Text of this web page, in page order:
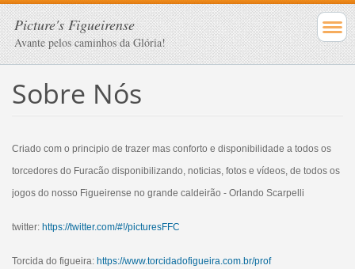
Picture's Figueirense
Avante pelos caminhos da Glória!
Sobre Nós
Criado com o principio de trazer mas conforto e disponibilidade a todos os
torcedores do Furacão disponibilizando, noticias, fotos e vídeos, de todos os
jogos do nosso Figueirense no grande caldeirão - Orlando Scarpelli
twitter: https://twitter.com/#!/picturesFFC
Torcida do figueira: https://www.torcidadofigueira.com.br/prof